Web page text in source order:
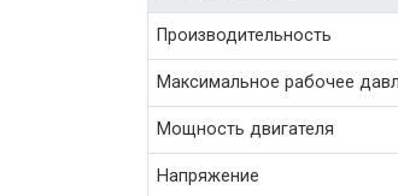
Производительность
Максимальное рабочее
Мощность двигателя
Напряжение